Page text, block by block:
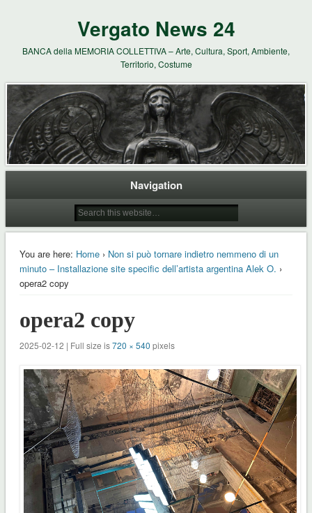
Vergato News 24
BANCA della MEMORIA COLLETTIVA – Arte, Cultura, Sport, Ambiente,
Territorio, Costume
Navigation
You are here: Home› Non si può tornare indietro nemmeno di un
minuto – Installazione site specific dell’artista argentina Alek O. ›
opera2 copy
opera2 copy
2025-02-12 | Full size is720 × 540 pixels